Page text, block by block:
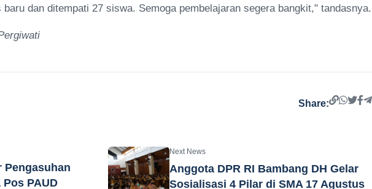
dan ditempati 27 siswa. Semoga pembelajaran segera bangkit," tandasnya.
Share:
Pengasuhan
PAUD
Next News
Anggota DPR RI Bambang DH Gelar
Sosialisasi 4 Pilar di SMA 17 Agustus